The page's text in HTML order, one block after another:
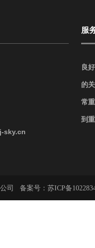
sky.cn
服
良
的
常
到
司 备案号： 苏ICP备